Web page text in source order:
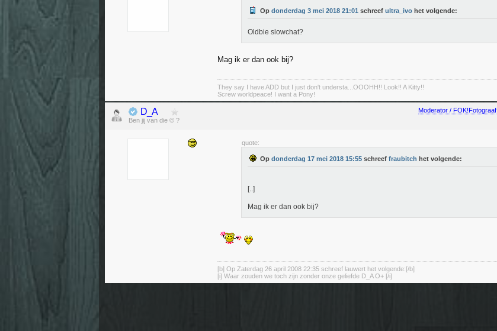
Op donderdag 3 mei 2018 21:01 schreef ultra_ivo het volgende:
Oldbie slowchat?
Mag ik er dan ook bij?
They say I have ADD but I just don't understa...OOOHH!! Look!! A Kitty!!
Screw worldpeace! I want a Pony!
Moderator / FOK!Fotograaf
D_A
Ben jij van die © ?
quote:
Op donderdag 17 mei 2018 15:55 schreef fraubitch het volgende:
[..]
Mag ik er dan ook bij?
[b] Op Zaterdag 26 april 2008 22:35 schreef lauwert het volgende:[/b]
[i] Waar zouden we toch zijn zonder onze geliefde D_A O+ [/i]